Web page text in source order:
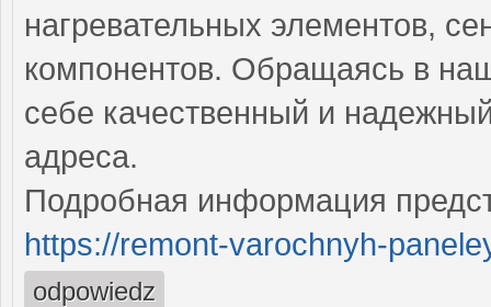
нагревательных элементов,
компонентов. Обращаясь в
себе качественный и
адреса.
Подробная информация
https://remont-varochnyh-
odpowiedz